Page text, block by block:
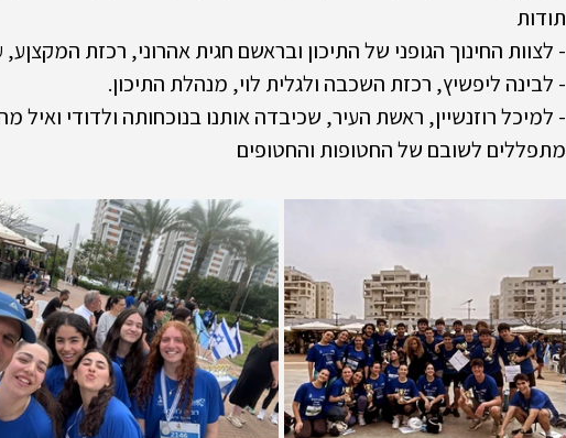
תודות
- לצוות החינוך הגופני של התיכון ובראשם חגית אהרוני, רכזת
- לבינה ליפשיץ, רכזת השכבה ולגלית לוי, מנהלת התיכון.
- למיכל רוזנשיין, ראשת העיר, שכיבדה אותנו בנוכחותה ולדודי ואיל
מתפללים לשובם של החטופות והחטופים